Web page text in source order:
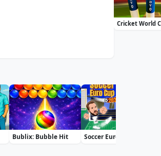
Bublix: Bubble Hit Soccer Euro Cup 2025